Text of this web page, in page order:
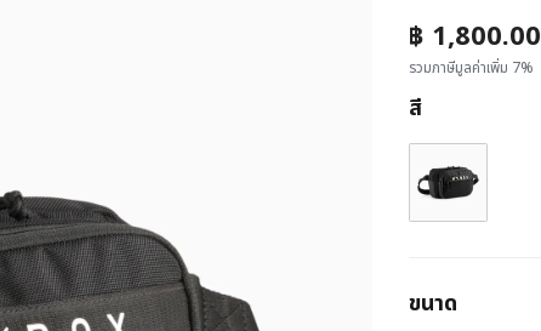
฿ 1,800.00
รวมภาษีมูลค่าเพิ่ม 7%
สี
ขนาด